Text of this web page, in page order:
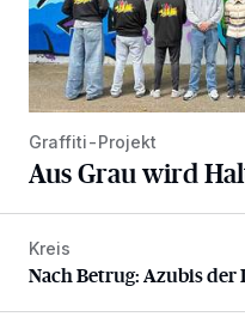
Graffiti-Projekt
Aus Grau wird
Nach Betrug: Azubis der
Kreis
Nach Betrug: Azubis